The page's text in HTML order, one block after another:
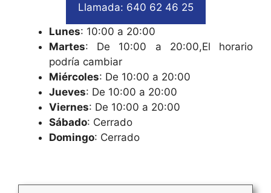
Llamada: 640 62 46 25
Lunes: 10:00 a 20:00
Martes: De 10:00 a 20:00,El horario
podría cambiar
Miércoles: De 10:00 a 20:00
Jueves: De 10:00 a 20:00
Viernes: De 10:00 a 20:00
Sábado: Cerrado
Domingo: Cerrado